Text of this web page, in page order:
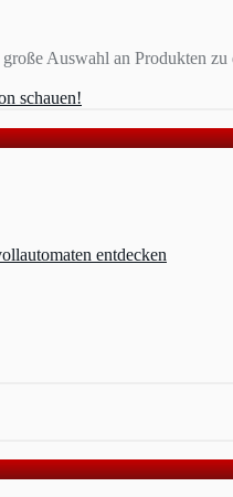
Auswahl an Produkten zu
entdecken